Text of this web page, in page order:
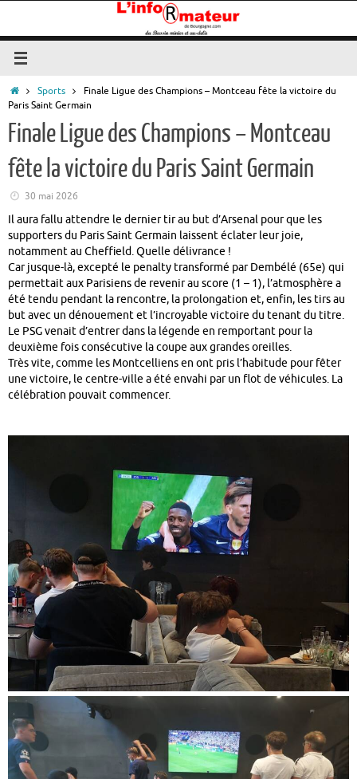
contenu
Accueil
Sports
Finale Ligue des Champions – Montceau fête la victoire du
Paris Saint Germain
Finale Ligue des Champions – Montceau
fête la victoire du Paris Saint Germain
30 mai 2026
Il aura fallu attendre le dernier tir au but d’Arsenal pour que les
supporters du Paris Saint Germain laissent éclater leur joie,
notamment au Cheffield. Quelle délivrance !
Car jusque-là, excepté le penalty transformé par Dembélé (65e) qui
permettait aux Parisiens de revenir au score (1 – 1), l’atmosphère a
été tendu pendant la rencontre, la prolongation et, enfin, les tirs au
but avec un dénouement et l’incroyable victoire du tenant du titre.
Le PSG venait d’entrer dans la légende en remportant pour la
deuxième fois consécutive la coupe aux grandes oreilles.
Très vite, comme les Montcelliens en ont pris l’habitude pour fêter
une victoire, le centre-ville a été envahi par un flot de véhicules. La
célébration pouvait commencer.